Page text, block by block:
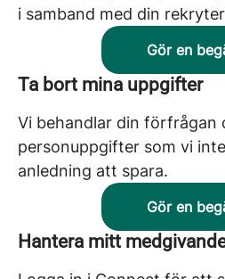
i samband med din
Gör en
Ta bort mina uppgifter
Vi behandlar din förfrågan
personuppgifter som vi
anledning att spara.
Gör en
Hantera mitt